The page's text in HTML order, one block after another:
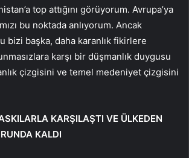
top attığını görüyorum. Avrupa’ya
bu noktada anlıyorum. Ancak
bizi başka, daha karanlık fikirlere
karşı bir düşmanlık duygusu
çizgisini ve temel medeniyet çizgisini
KARŞILAŞTI VE ÜLKEDEN
KALDI